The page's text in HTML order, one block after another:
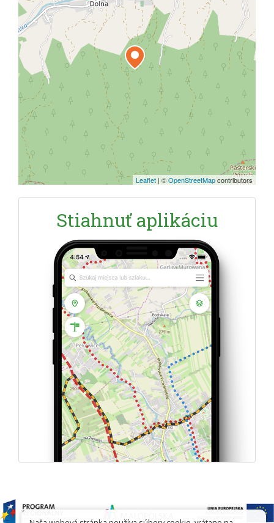
Leaflet | ©OpenStreetMapcontributors
Stiahnuť aplikáciu